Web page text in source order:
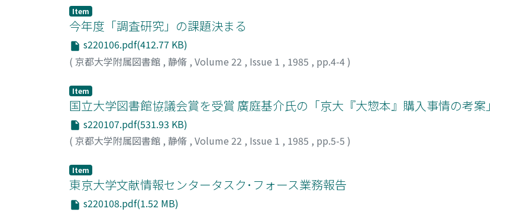
Item
今年度「調査研究」の課題決まる
s220106.pdf(412.77 KB)
( 京都大学附属図書館 , 静脩 , Volume 22 , Issue 1 , 1985 , pp.4-4)
Item
国立大学図書館協議会賞を受賞 廣庭基介氏の「京大『大惣本』購入事情の考案」
s220107.pdf(531.93 KB)
( 京都大学附属図書館 , 静脩 , Volume 22 , Issue 1 , 1985 , pp.5-5 )
Item
東京大学文献情報センタータスク･フォース業務報告
s220108.pdf(1.52 MB)